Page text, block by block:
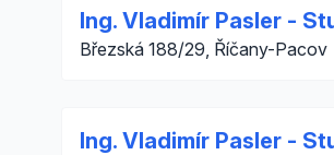
Ing. Vladimír Pasler -
Březská 188/29, Říčany-Pacov
Ing. Vladimír Pasler -